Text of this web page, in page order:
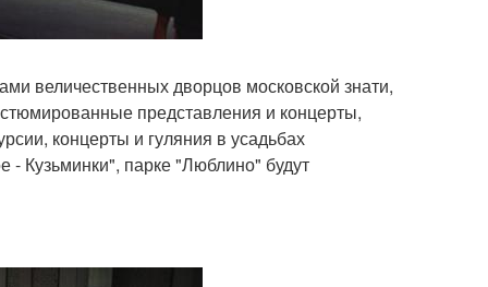
величественных дворцов московской знати,
представления и концерты,
концерты и гуляния в усадьбах
- Кузьминки", парке "Люблино" будут